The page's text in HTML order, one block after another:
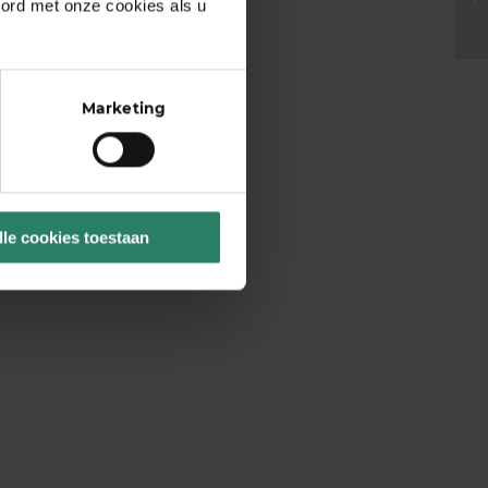
met onze cookies als u
Marketing
cookies toestaan